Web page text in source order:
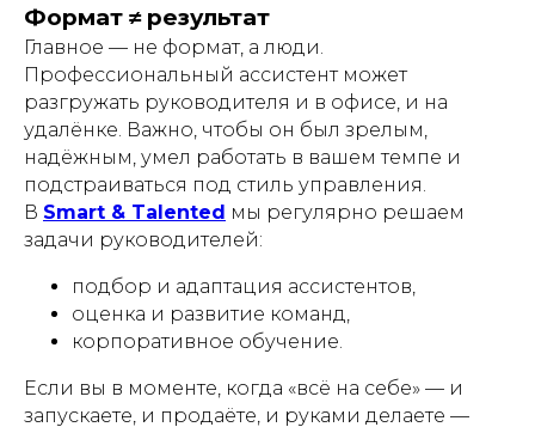
Формат ≠ результат
Главное — не формат, а люди.
Профессиональный ассистент может
разгружать руководителя и в офисе, и на
удалёнке. Важно, чтобы он был зрелым,
надёжным, умел работать в вашем темпе и
подстраиваться под стиль управления.
В Smart & Talented мы регулярно решаем
задачи руководителей:
подбор и адаптация ассистентов,
оценка и развитие команд,
корпоративное обучение.
Если вы в моменте, когда «всё на себе» — и
запускаете, и продаёте, и руками делаете —